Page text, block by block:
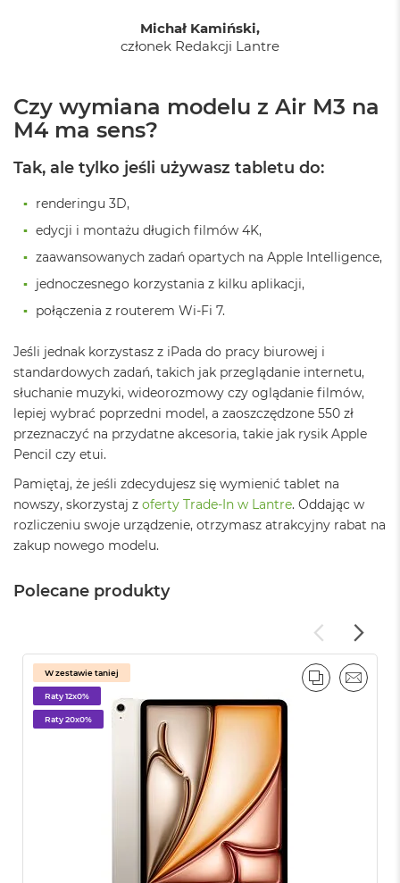
c
B
o
k
r
G
i
e
d
a
z
a
r
ś
ć
M
a
c
B
k
S
r
e
b
r
n
Michał Kamiński,
członek Redakcji Lantre
Czy wymiana modelu z Air M3 na
M4 ma sens?
Tak, ale tylko jeśli używasz tabletu do:
renderingu 3D,
edycji i montażu długich filmów 4K,
zaawansowanych zadań opartych na Apple Intelligence,
jednoczesnego korzystania z kilku aplikacji,
połączenia z routerem Wi-Fi 7.
Jeśli jednak korzystasz z iPada do pracy biurowej i
standardowych zadań, takich jak przeglądanie internetu,
słuchanie muzyki, wideorozmowy czy oglądanie filmów,
lepiej wybrać poprzedni model, a zaoszczędzone 550 zł
przeznaczyć na przydatne akcesoria, takie jak rysik Apple
Pencil czy etui.
Pamiętaj, że jeśli zdecydujesz się wymienić tablet na
nowszy, skorzystaj z oferty Trade-In w Lantre. Oddając w
rozliczeniu swoje urządzenie, otrzymasz atrakcyjny rabat na
zakup nowego modelu.
Polecane produkty
W zestawie taniej
Raty 12x0%
Raty 20x0%
PORÓWNAJ
EMAIL